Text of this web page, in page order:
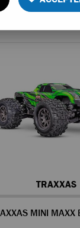
22 articles sur
TRAXXAS